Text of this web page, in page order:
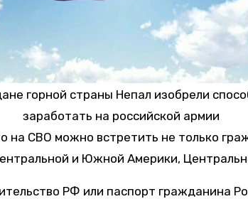
горной страны Непал изобрели
заработать на российской армии
на СВО можно встретить не только
и Южной Америки,
РФ или паспорт гражданина